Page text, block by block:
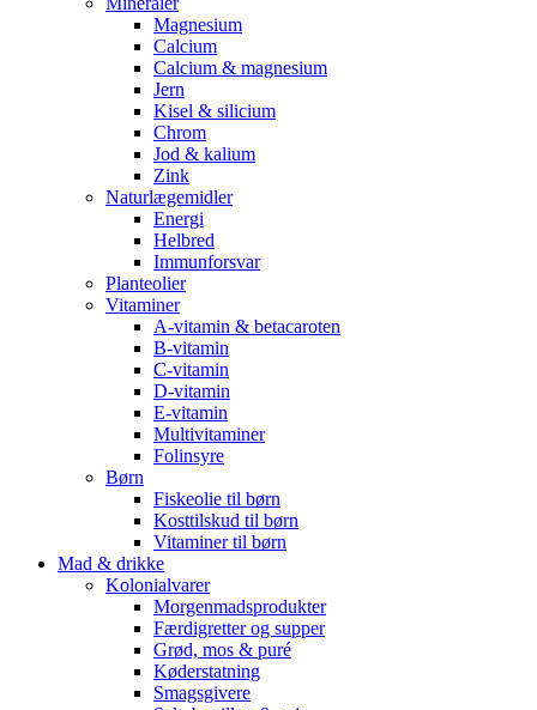
Magnesium
Calcium
Calcium & magnesium
Jern
Kisel & silicium
Chrom
Jod & kalium
Zink
Naturlægemidler
Energi
Helbred
Immunforsvar
Planteolier
Vitaminer
A-vitamin & betacaroten
B-vitamin
C-vitamin
D-vitamin
E-vitamin
Multivitaminer
Folinsyre
Børn
Fiskeolie til børn
Kosttilskud til børn
Vitaminer til børn
Mad & drikke
Kolonialvarer
Morgenmadsprodukter
Færdigretter og supper
Grød, mos & puré
Køderstatning
Smagsgivere